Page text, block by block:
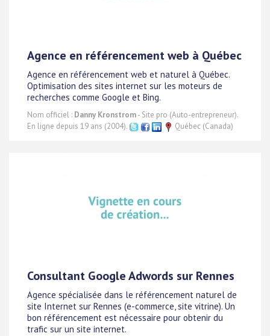
Agence en référencement web à Québec
Agence en référencement web et naturel à Québec.
Optimisation des sites internet sur les moteurs de
recherches comme Google et Bing.
Nom officiel : Danny Kronstrom- Site pro (Auto-entrepreneur).
En ligne depuis 19 ans (2004).
Québec (Canada)
Consultant Google Adwords sur Rennes
Agence spécialisée dans le référencement naturel de
site Internet sur Rennes (e-commerce, site vitrine). Un
bon référencement est nécessaire pour obtenir du
trafic sur un site internet.